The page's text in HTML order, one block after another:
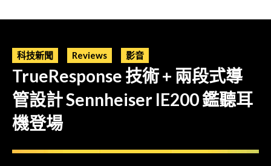
科技新聞 Reviews 影音
TrueResponse 技術 + 兩段式導
管設計 Sennheiser IE200 鑑聽耳
機登場